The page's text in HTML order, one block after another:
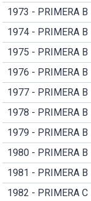
1973 - PRIMERA B
1974 - PRIMERA B
1975 - PRIMERA B
1976 - PRIMERA B
1977 - PRIMERA B
1978 - PRIMERA B
1979 - PRIMERA B
1980 - PRIMERA B
1981 - PRIMERA B
1982 - PRIMERA C